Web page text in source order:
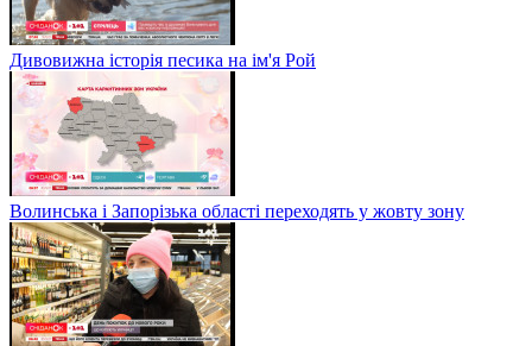
Дивовижна історія песика на ім'я Рой
Волинська і Запорізька області переходять у жовту зону